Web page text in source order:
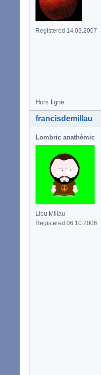
Registered 14.03.2007
Hors ligne
francisdemillau
Lombric anathèmic
Lieu Millau
Registered 06.10.2006